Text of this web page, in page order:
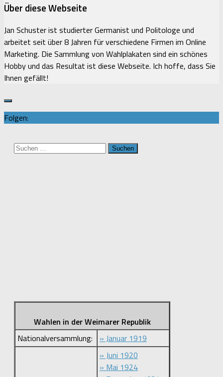
Über diese Webseite
Jan Schuster ist studierter Germanist und Politologe und
arbeitet seit über 8 Jahren für verschiedene Firmen im Online
Marketing. Die Sammlung von Wahlplakaten sind ein schönes
Hobby und das Resultat ist diese Webseite. Ich hoffe, dass Sie
Ihnen gefällt!
Folgen:
Suchen
Wahlen in der Weimarer Republik
Nationalversammlung:
» Januar 1919
» Juni 1920
» Mai 1924